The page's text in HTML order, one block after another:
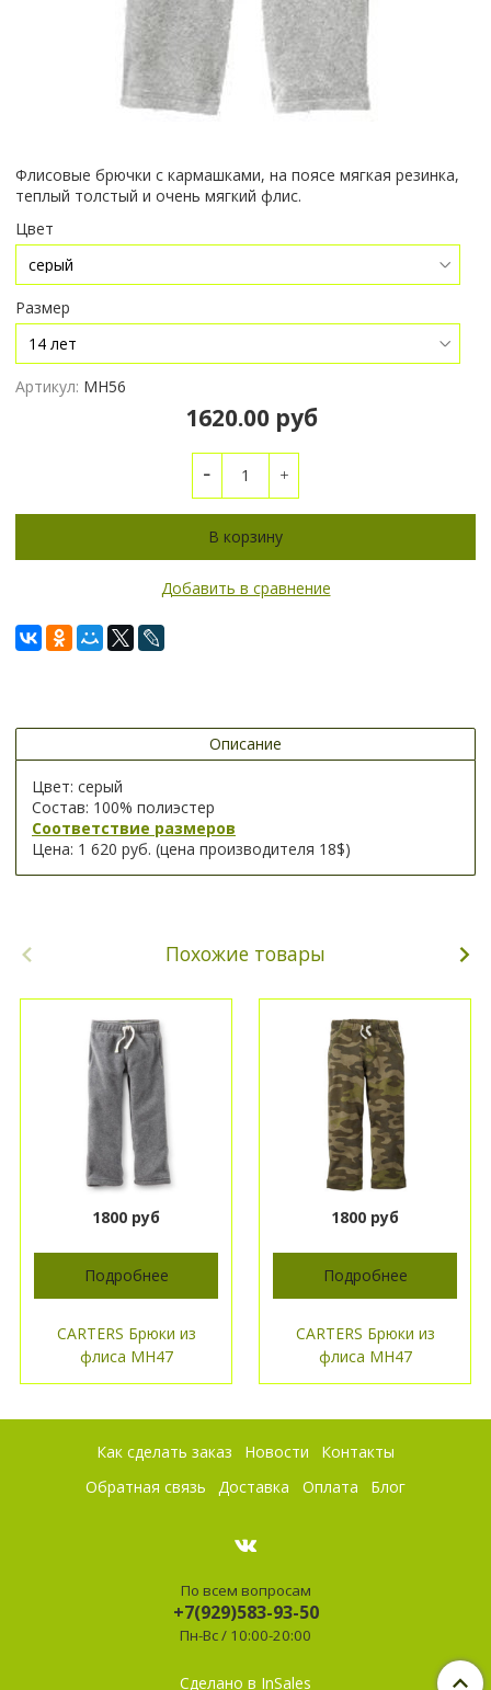
Флисовые брючки с кармашками, на поясе мягкая резинка,
теплый толстый и очень мягкий флис.
Цвет
Размер
Артикул: МН56
1620.00 руб
В корзину
Добавить в сравнение
Описание
Цвет: серый
Состав: 100% полиэстер
Соответствие размеров
Цена: 1 620 руб. (цена производителя 18$)
Похожие товары
1800 руб
Подробнее
CARTERS Брюки из
флиса МН47
1800 руб
Подробнее
CARTERS Брюки из
флиса МН47
Как сделать заказ Новости
Контакты
Обратная связь
Доставка Оплата Блог
По всем вопросам
+7(929)583-93-50
Пн-Вс / 10:00-20:00
Сделано в InSales